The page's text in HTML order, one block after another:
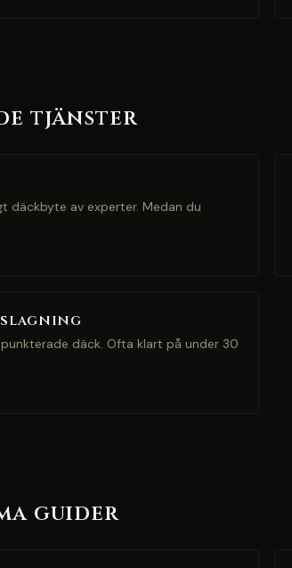
tjänster
däckbyte av experter. Medan du
däck. Ofta klart på under 30
guider